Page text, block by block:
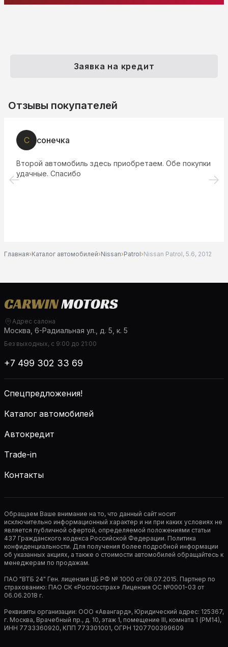
Заявка на кредит
Отзывы покупателей
Ю Юрий Шаталов
Все очень грамотно и профессионально, купил себе у
них Киа Пиканто, доволен
Главная›Каталог автомобилей›Nissan›Patrol›Nissan Patrol, 5.6, 2012
Адрес салона
Москва, 6-Радиальная ул., д. 5, к. 5
Без выходных, с 9:00 до 21:00
+7 499 302 33 69
Спецпредложения!
Каталог автомобилей
Автокредит
Trade-in
Контакты
Обращаем Ваше внимание на то, что данный сайт носит
исключительно информационный характер и ни при каких условиях не
является публичной офертой, определяемой положениями статьи
437 Гражданского кодекса Российской Федерации. Политика
конфиденциальности. Для получения более подробной информации
об указанных акциях, а также о стоимости автомобилей обращайтесь к
менеджерам по продажам.
ПАО "ВТБ 24" Ген. лицензия ЦБ РФ № 1000 от 08.07.2015. Партнер по
страхованию: ПАО СК «Росгосстрах» Лицензия ОС №0001-03 от
06.06.2018 г.
Реквизиты организации: ООО «Авангард», Юридический адрес: 125367,
г. Москва, Врачебный пр., д. 10, этаж 1, помещение III, комната 1 (РМ14),
ИНН 7733360920, КПП 773301001, ОГРН 1207700399609